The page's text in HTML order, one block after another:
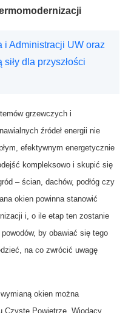
i Administracji UW oraz
dla przyszłości
grzewczych i
źródeł energii nie
efektywnym energetycznie
kompleksowo i skupić się
– ścian, dachów, podłóg czy
okien powinna stanowić
i, o ile etap ten zostanie
by obawiać się tego
na co zwrócić uwagę
okien można
Czyste Powietrze. Wiodący